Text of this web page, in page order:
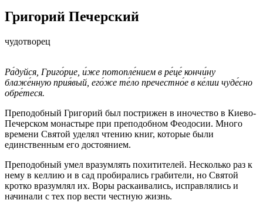
Григорий Печерский
чудотворец
Ра́дуйся, Григо́рие, и́же потопле́нием в ре́це́ кончи́ну
блаже́нную прия́вый, его́же те́ло пречестно́е в ке́лии чуде́сно
обре́теся.
Преподобный Григорий был пострижен в иночество в Киево-
Печерском монастыре при преподобном Феодосии. Много
времени Святой уделял чтению книг, которые были
единственным его достоянием.
Преподобный умел вразумлять похитителей. Несколько раз к
нему в келлию и в сад пробирались грабители, но Святой
кротко вразумлял их. Воры раскаивались, исправлялись и
начинали с тех пор вести честную жизнь.